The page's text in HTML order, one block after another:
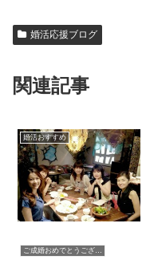
婚活応援ブログ
関連記事
婚活おすすめ
ご成婚おめでとうございます